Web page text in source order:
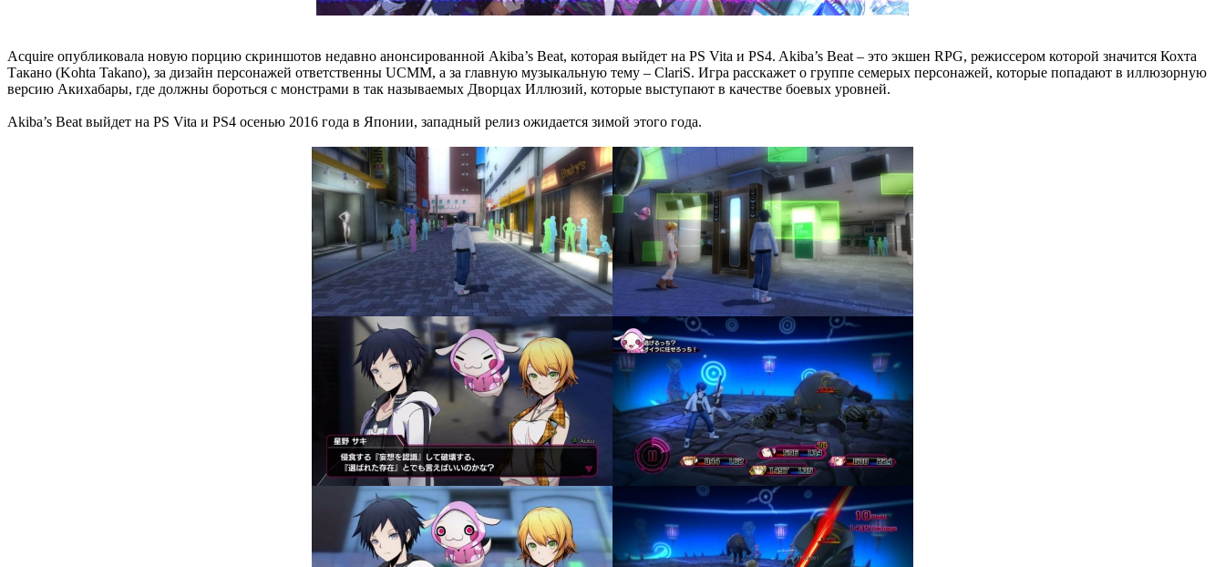
Acquire опубликовала новую порцию скриншотов недавно анонсированной Akiba’s Beat, которая выйдет на PS Vita и PS4. Akiba’s Beat – это экшен RPG, режиссером которой значится Кохта
Такано (Kohta Takano), за дизайн персонажей ответственны UCMM, а за главную музыкальную тему – ClariS. Игра расскажет о группе семерых персонажей, которые попадают в иллюзорную
версию Акихабары, где должны бороться с монстрами в так называемых Дворцах Иллюзий, которые выступают в качестве боевых уровней.
Akiba’s Beat выйдет на PS Vita и PS4 осенью 2016 года в Японии, западный релиз ожидается зимой этого года.